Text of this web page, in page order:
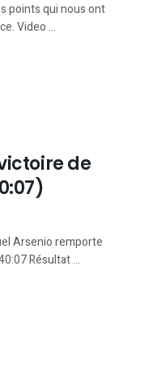
points qui nous ont
Video ...
de
Arsenio remporte
Résultat ...